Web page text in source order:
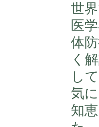
世
医
体
く
し
気
知